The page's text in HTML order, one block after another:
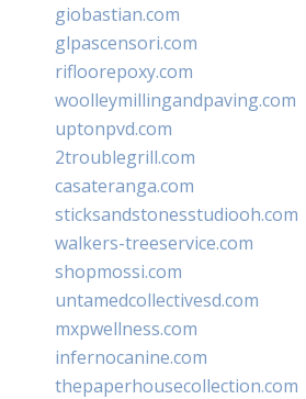
giobastian.com
glpascensori.com
rifloorepoxy.com
woolleymillingandpaving.com
uptonpvd.com
2troublegrill.com
casateranga.com
sticksandstonesstudiooh.com
walkers-treeservice.com
shopmossi.com
untamedcollectivesd.com
mxpwellness.com
infernocanine.com
thepaperhousecollection.com